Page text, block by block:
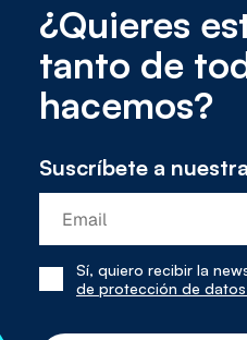
¿Quieres
tanto de
hacemos?
Suscríbete a
he
Sí, quiero recibir la
de protección de datos